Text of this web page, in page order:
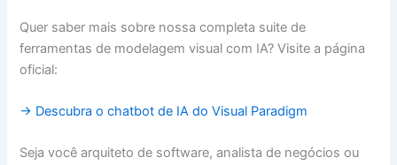
Quer saber mais sobre nossa completa suite de
ferramentas de modelagem visual com IA? Visite a página
oficial:
→ Descubra o chatbot de IA do Visual Paradigm
Seja você arquiteto de software, analista de negócios ou